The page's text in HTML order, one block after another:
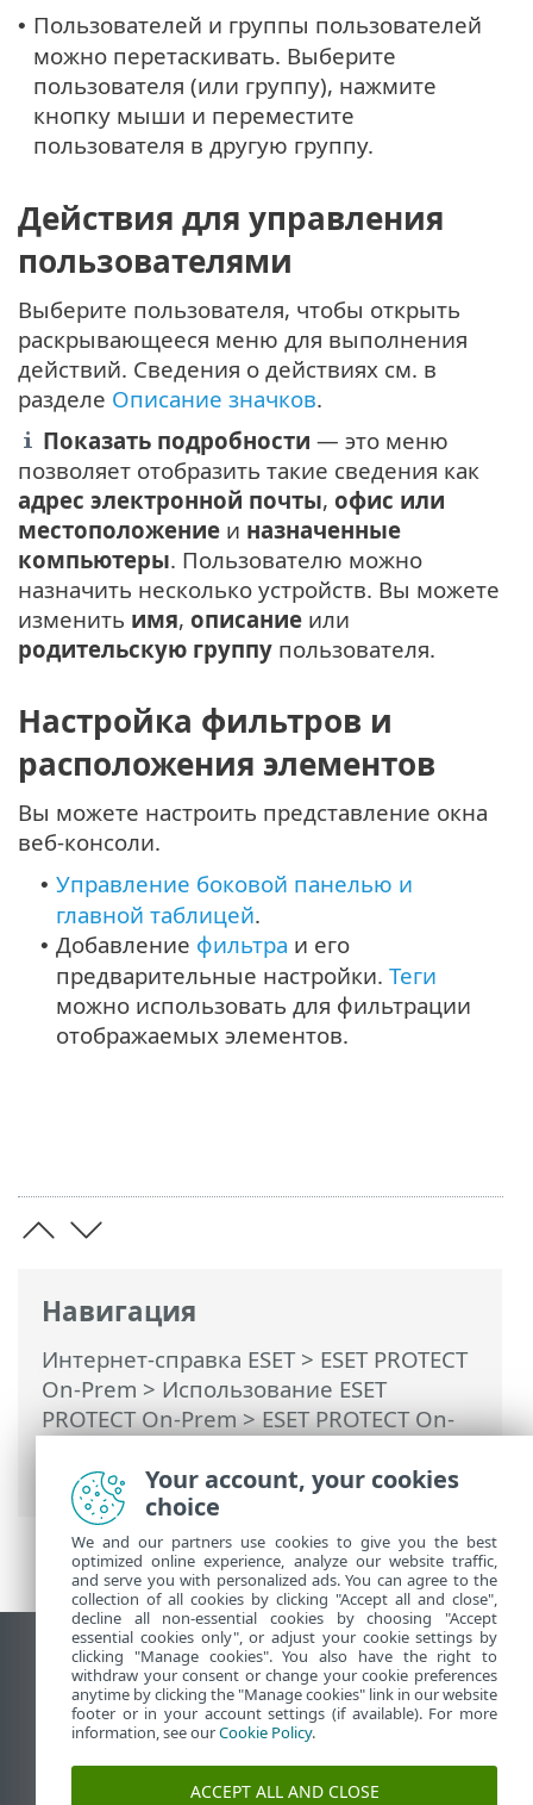
Навигация
Интернет-справка ESET> ESET PROTECT
On-Prem > Использование ESET
PROTECT On-Prem>ESET PROTECT On-
> Пользователи компьютера
• Пользователей и группы пользователей
можно перетаскивать. Выберите
пользователя (или группу), нажмите
кнопку мыши и переместите
пользователя в другую группу.
Действия для управления
пользователями
Выберите пользователя, чтобы открыть
раскрывающееся меню для выполнения
действий. Сведения о действиях см. в
разделе Описание значков.
Показать подробности — это меню
позволяет отобразить такие сведения как
адрес электронной почты, офис или
местоположение и назначенные
компьютеры. Пользователю можно
назначить несколько устройств. Вы можете
изменить имя, описание или
родительскую группу пользователя.
Настройка фильтров и
расположения элементов
Вы можете настроить представление окна
веб-консоли.
• Управление боковой панелью и
главной таблицей.
• Добавление фильтра и его
предварительные настройки. Теги
можно использовать для фильтрации
отображаемых элементов.
Использовать сайт для ПК
End of Life
База знаний ESET
ESET Status Portal
Your account, your cookies
choice
We and our partners use cookies to give you the best
optimized online experience, analyze our website traffic,
and serve you with personalized ads. You can agree to the
collection of all cookies by clicking "Accept all and close",
decline all non-essential cookies by choosing "Accept
essential cookies only", or adjust your cookie settings by
clicking "Manage cookies". You also have the right to
withdraw your consent or change your cookie preferences
anytime by clicking the "Manage cookies" link in our website
footer or in your account settings (if available). For more
information, see ourCookie Policy.
ACCEPT ALL AND CLOSE